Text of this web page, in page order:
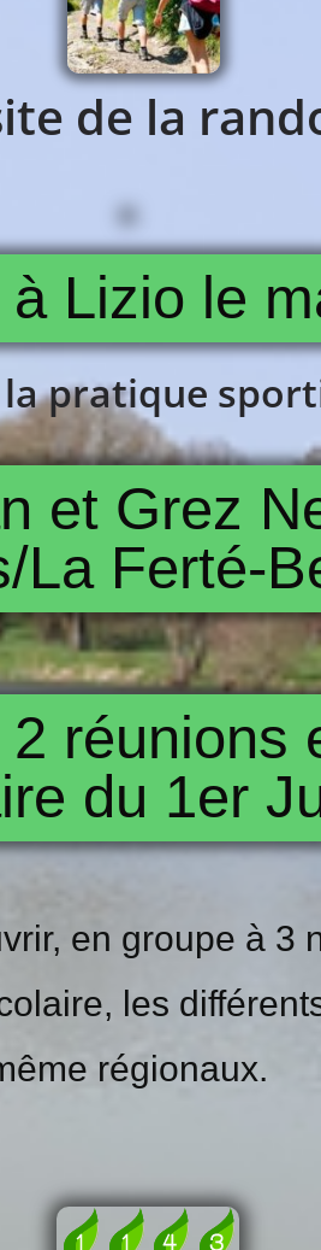
de la
Lizio le
pratique
et Grez
La Ferté-
réunions
du 1er
en groupe à 3
les
régionaux.